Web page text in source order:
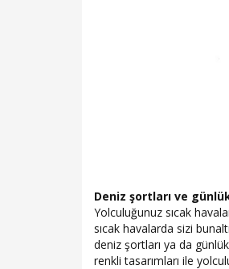
Deniz şortları ve
Yolculuğunuz sıcak
sıcak havalarda sizi
deniz şortları ya da
renkli tasarımları ile